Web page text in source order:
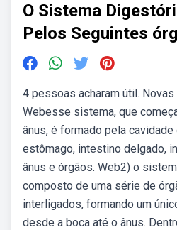
O Sistema
Pelos Seguintes
4 pessoas acharam útil.
Webesse sistema, que
ânus, é formado pela
estômago, intestino delgado,
ânus e órgãos. Web2) o
composto de uma série de
interligados, formando um
desde a boca até o ânus.